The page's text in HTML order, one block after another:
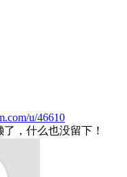
u/46610
，什么也没留下！